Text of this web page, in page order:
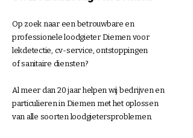
Op zoek naar een betrouwbare en
professionele loodgieter Diemen voor
lekdetectie, cv-service, ontstoppingen
of sanitaire diensten?
Al meer dan 20 jaar helpen wij bedrijven en
particulieren in Diemen met het oplossen
van alle soorten loodgietersproblemen.